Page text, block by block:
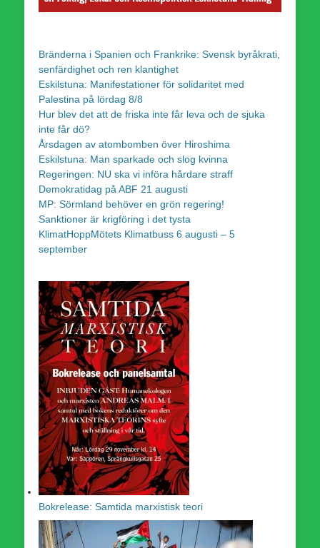
Bränderna i Spanien och Frankrike: Svensk byråkrati,
senfärdighet och ren klantighet
Eskilstuna: Manifestationer för solidaritet med
Palestina på lördag 8/8
Hur blev det att de friska inte får leva och de sjuka
inte får dö?
Årsdagen av atombomben över Hiroshima
Eskilstuna: Man sparkade och slog kvinna
Regeringen: NU ska vi införa hårdare straff
Demokratidag på ABF 21 augusti
MP: Sörmland behöver en grön regering!
Sanktioner är krigföring i det tysta
KlimatHoppMötets Klimatbuss 6 augusti – 5
september
Bokrelease: Samtida marxistisk teori